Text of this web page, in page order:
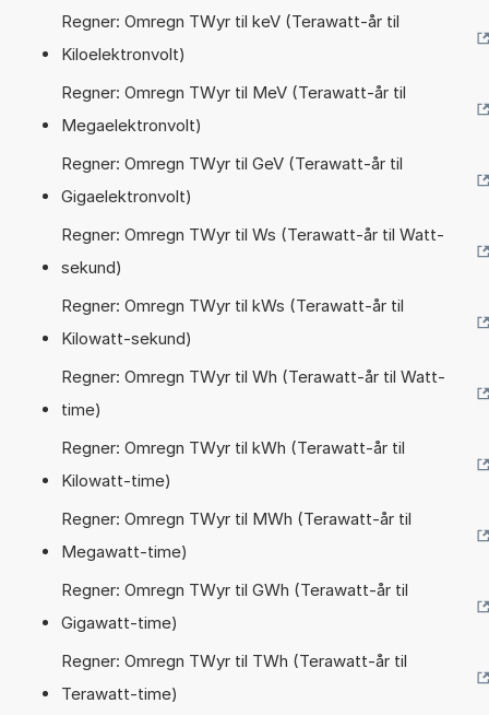
Regner: Omregn TWyr til keV (Terawatt-år til
Kiloelektronvolt)
Regner: Omregn TWyr til MeV (Terawatt-år til
Megaelektronvolt)
Regner: Omregn TWyr til GeV (Terawatt-år til
Gigaelektronvolt)
Regner: Omregn TWyr til Ws (Terawatt-år til Watt-
sekund)
Regner: Omregn TWyr til kWs (Terawatt-år til
Kilowatt-sekund)
Regner: Omregn TWyr til Wh (Terawatt-år til Watt-
time)
Regner: Omregn TWyr til kWh (Terawatt-år til
Kilowatt-time)
Regner: Omregn TWyr til MWh (Terawatt-år til
Megawatt-time)
Regner: Omregn TWyr til GWh (Terawatt-år til
Gigawatt-time)
Regner: Omregn TWyr til TWh (Terawatt-år til
Terawatt-time)